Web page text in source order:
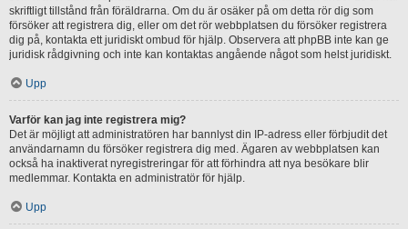
skriftligt tillstånd från föräldrarna. Om du är osäker på om detta rör dig som
försöker att registrera dig, eller om det rör webbplatsen du försöker registrera
dig på, kontakta ett juridiskt ombud för hjälp. Observera att phpBB inte kan ge
juridisk rådgivning och inte kan kontaktas angående något som helst juridiskt.
Upp
Varför kan jag inte registrera mig?
Det är möjligt att administratören har bannlyst din IP-adress eller förbjudit det
användarnamn du försöker registrera dig med. Ägaren av webbplatsen kan
också ha inaktiverat nyregistreringar för att förhindra att nya besökare blir
medlemmar. Kontakta en administratör för hjälp.
Upp